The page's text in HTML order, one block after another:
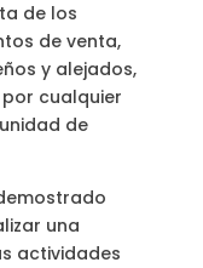
de los
de venta,
y alejados,
cualquier
de
una
actividades